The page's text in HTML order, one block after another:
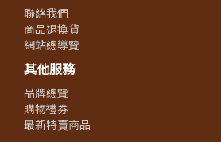
聯絡我們
商品退換貨
網站總導覽
其他服務
品牌總覽
購物禮券
最新特賣商品